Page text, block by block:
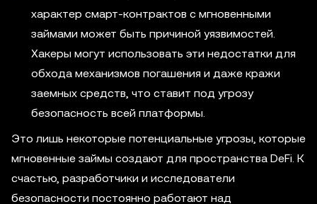
характер смарт-контрактов с мгновенными
займами может быть причиной уязвимостей.
Хакеры могут использовать эти недостатки для
обхода механизмов погашения и даже кражи
заемных средств, что ставит под угрозу
безопасность всей платформы.
Это лишь некоторые потенциальные угрозы, которые
мгновенные займы создают для пространства DeFi. К
счастью, разработчики и исследователи
безопасности постоянно работают над